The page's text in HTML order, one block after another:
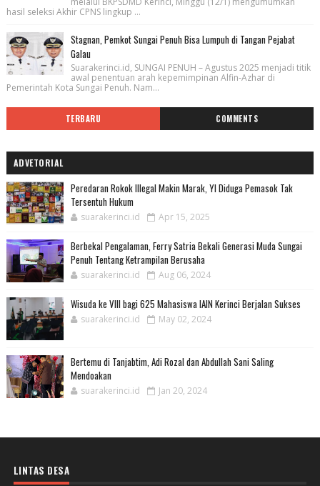
hasil seleksi Akhir CPNS lingkup ...
Stagnan, Pemkot Sungai Penuh Bisa Lumpuh di Tangan Pejabat
Galau
Suarakerinci.id, SUNGAI PENUH – Agustus 2025 menjadi titik
awal penentuan arah kepemimpinan Alfin-Azhar di
Pemerintah Kota Sungai Penuh. Nam...
TERBARU COMMENTS
ADVETORIAL
Peredaran Rokok Illegal Makin Marak, YI Diduga Pemasok Tak
Tersentuh Hukum
suarakerinci.id Apr 15, 2025
Berbekal Pengalaman, Ferry Satria Bekali Generasi Muda Sungai
Penuh Tentang Ketrampilan Berusaha
suarakerinci.id Aug 06, 2024
Wisuda ke VIII bagi 625 Mahasiswa IAIN Kerinci Berjalan Sukses
suarakerinci.id May 02, 2024
Bertemu di Tanjabtim, Adi Rozal dan Abdullah Sani Saling
Mendoakan
suarakerinci.id Jan 20, 2024
LINTAS DESA